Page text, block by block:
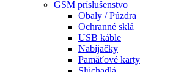
GSM príslušenstvo
Obaly / Púzdra
Ochranné sklá
USB káble
Nabíjačky
Pamäťové karty